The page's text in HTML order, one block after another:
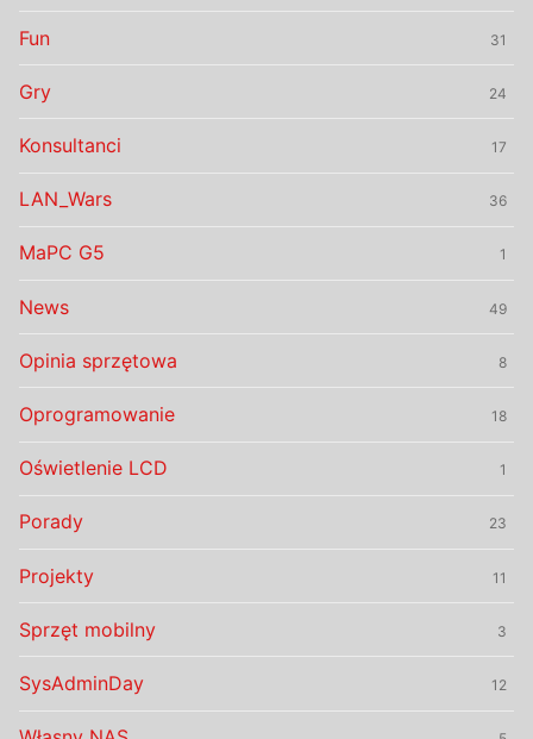
Fun 31
Gry 24
Konsultanci 17
LAN_Wars 36
MaPC G5 1
News 49
Opinia sprzętowa 8
Oprogramowanie 18
Oświetlenie LCD 1
Porady 23
Projekty 11
Sprzęt mobilny 3
SysAdminDay 12